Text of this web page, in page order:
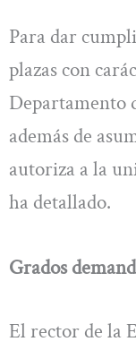
Para dar
plazas con
Departamento
además de
autoriza a la
ha detallado.
Grados
El rector de la